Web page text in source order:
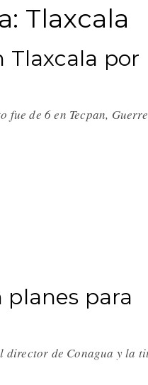
Tlaxcala
Tlaxcala por
fue de 6 en Tecpan,
para
director de Conagua y la